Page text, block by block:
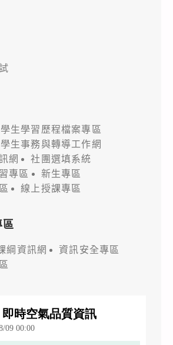
學生學習歷程檔案專區
學生事務與轉導工作網
網
社團選填系統
專區
新生專區
線上授課專區
區
綱資訊網
資訊安全專區